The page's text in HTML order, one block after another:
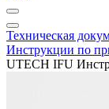
Техническая
Инструкции по
UTECH IFU